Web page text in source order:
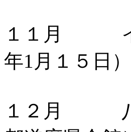
１１月 イ
年1月１５日）
１２月 八千